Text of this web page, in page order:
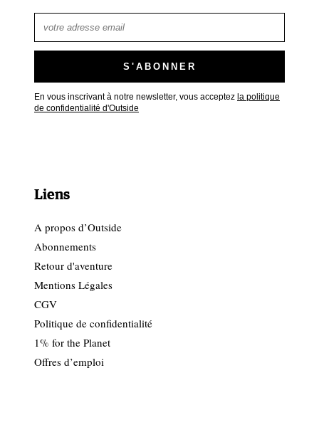
En vous inscrivant à notre newsletter, vous acceptez la politique
de confidentialité d'Outside
Liens
A propos d’Outside
Abonnements
Retour d'aventure
Mentions Légales
CGV
Politique de confidentialité
1% for the Planet
Offres d’emploi